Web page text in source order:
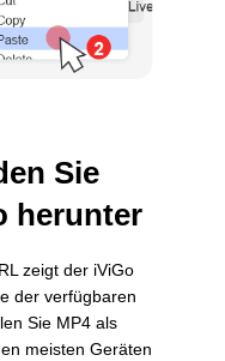
Sie
herunter
zeigt der iViGo
der verfügbaren
Sie MP4 als
meisten Geräten